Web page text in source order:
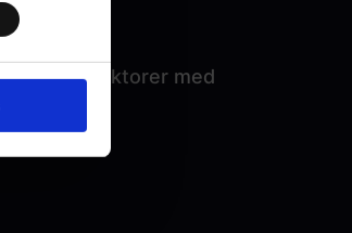
laserprojektorer med